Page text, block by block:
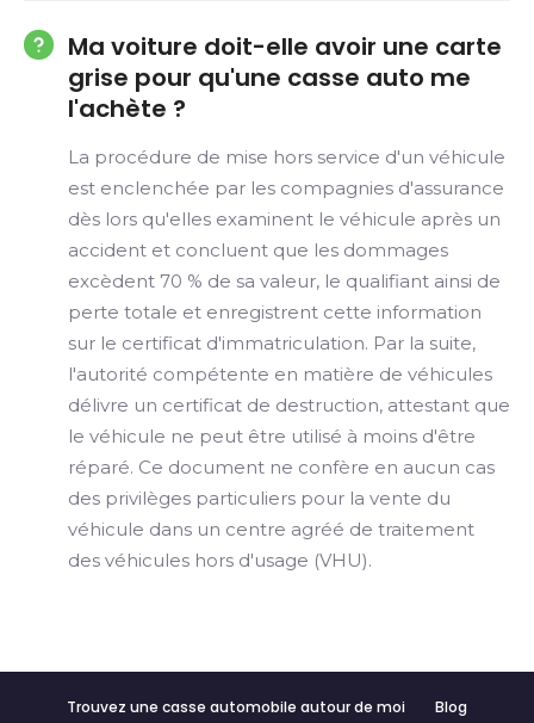
Ma voiture doit-elle avoir une carte
grise pour qu'une casse auto me
l'achète ?
La procédure de mise hors service d'un véhicule
est enclenchée par les compagnies d'assurance
dès lors qu'elles examinent le véhicule après un
accident et concluent que les dommages
excèdent 70 % de sa valeur, le qualifiant ainsi de
perte totale et enregistrent cette information
sur le certificat d'immatriculation. Par la suite,
l'autorité compétente en matière de véhicules
délivre un certificat de destruction, attestant que
le véhicule ne peut être utilisé à moins d'être
réparé. Ce document ne confère en aucun cas
des privilèges particuliers pour la vente du
véhicule dans un centre agréé de traitement
des véhicules hors d'usage (VHU).
Trouvez une casse automobile autour de moi Blog